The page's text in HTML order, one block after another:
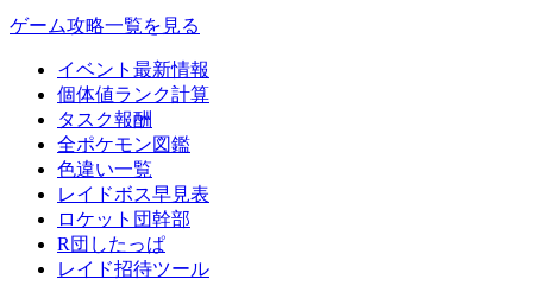
ゲーム攻略一覧を見る
イベント最新情報
個体値ランク計算
タスク報酬
全ポケモン図鑑
色違い一覧
レイドボス早見表
ロケット団幹部
R団したっぱ
レイド招待ツール